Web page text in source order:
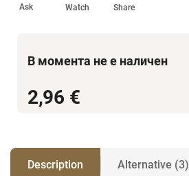
2,96 €
В момента не е наличен
Ask Watch Share
Description Alternative (3)